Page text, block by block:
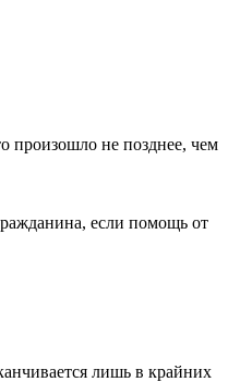
произошло не позднее, чем
если помощь от
лишь в крайних